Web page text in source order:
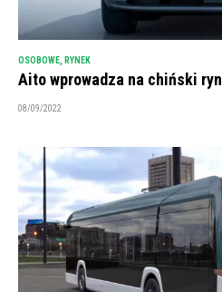
OSOBOWE RYNEK
Aito wprowadza na chiński
08/09/2022